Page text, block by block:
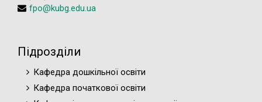
fpo@kubg.edu.ua
Підрозділи
Кафедра дошкільної освіти
Кафедра початкової освіти